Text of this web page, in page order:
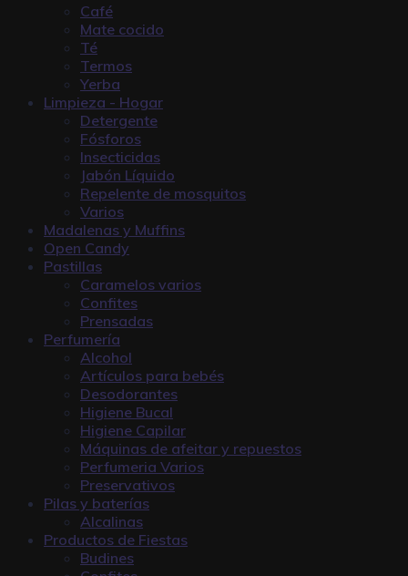
Café
Mate cocido
Té
Termos
Yerba
Limpieza - Hogar
Detergente
Fósforos
Insecticidas
Jabón Líquido
Repelente de mosquitos
Varios
Madalenas y Muffins
Open Candy
Pastillas
Caramelos varios
Confites
Prensadas
Perfumería
Alcohol
Artículos para bebés
Desodorantes
Higiene Bucal
Higiene Capilar
Máquinas de afeitar y repuestos
Perfumeria Varios
Preservativos
Pilas y baterías
Alcalinas
Productos de Fiestas
Budines